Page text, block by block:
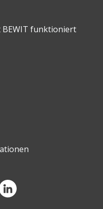
BEWIT funktioniert